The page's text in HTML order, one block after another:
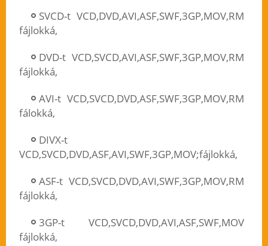
SVCD-t VCD,DVD,AVI,ASF,SWF,3GP,MOV,RM
fájlokká,
DVD-t VCD,SVCD,AVI,ASF,SWF,3GP,MOV,RM
fájlokká,
AVI-t VCD,SVCD,DVD,ASF,SWF,3GP,MOV,RM
fálokká,
DIVX-t
VCD,SVCD,DVD,ASF,AVI,SWF,3GP,MOV;fájlokká,
ASF-t VCD,SVCD,DVD,AVI,SWF,3GP,MOV,RM
fájlokká,
3GP-t VCD,SVCD,DVD,AVI,ASF,SWF,MOV
fájlokká,